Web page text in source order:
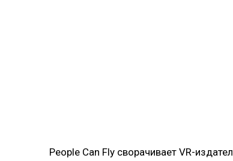
People Can Fly сворачивает VR-